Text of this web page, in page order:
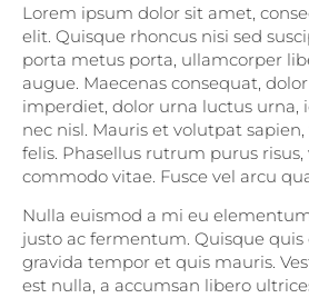
Lorem ipsum dolor sit amet,
elit. Quisque rhoncus nisi sed
porta metus porta, ullamcorper
augue. Maecenas consequat,
imperdiet, dolor urna luctus urna,
nec nisl. Mauris et volutpat
felis. Phasellus rutrum purus
commodo vitae. Fusce vel arcu
Nulla euismod a mi eu
justo ac fermentum. Quisque
gravida tempor et quis mauris.
est nulla, a accumsan libero